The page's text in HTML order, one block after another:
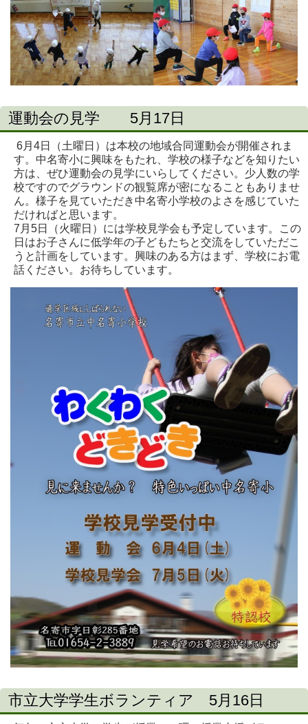
運動会の見学 5月17日
6月4日（土曜日）は本校の地域合同運動会が開催されま
す。中名寄小に興味をもたれ、学校の様子などを知りたい
方は、ぜひ運動会の見学にいらしてください。少人数の学
校ですのでグラウンドの観覧席が密になることもありませ
ん。様子を見ていただき中名寄小学校のよさを感じていた
だければと思います。
7月5日（火曜日）には学校見学会も予定しています。この
日はお子さんに低学年の子どもたちと交流をしていただこ
うと計画をしています。興味のある方はまず、学校にお電
話ください。お待ちしています。
市立大学学生ボランティア 5月16日